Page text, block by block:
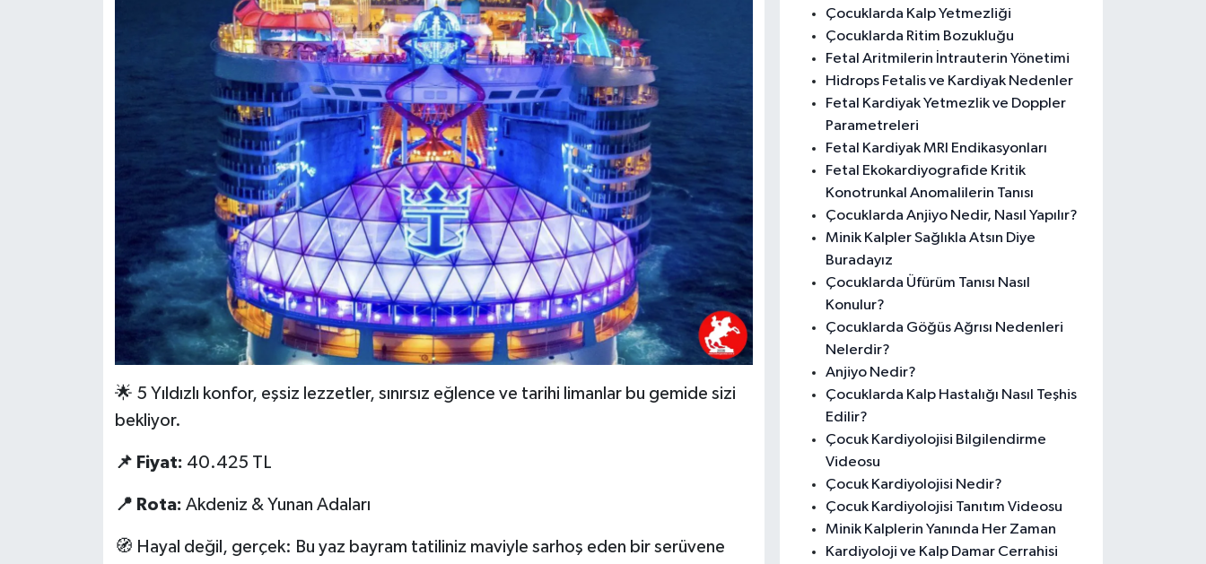
🌟 5 Yıldızlı konfor, eşsiz lezzetler, sınırsız eğlence ve tarihi limanlar bu gemide sizi
bekliyor.
📌 Fiyat: 40.425 TL
📍 Rota: Akdeniz & Yunan Adaları
🧭 Hayal değil, gerçek: Bu yaz bayram tatiliniz maviyle sarhoş eden bir serüvene
Çocuklarda Kalp Yetmezliği
Çocuklarda Ritim Bozukluğu
Fetal Aritmilerin İntrauterin Yönetimi
Hidrops Fetalis ve Kardiyak Nedenler
Fetal Kardiyak Yetmezlik ve Doppler
Parametreleri
Fetal Kardiyak MRI Endikasyonları
Fetal Ekokardiyografide Kritik
Konotrunkal Anomalilerin Tanısı
Çocuklarda Anjiyo Nedir, Nasıl Yapılır?
Minik Kalpler Sağlıkla Atsın Diye
Buradayız
Çocuklarda Üfürüm Tanısı Nasıl
Konulur?
Çocuklarda Göğüs Ağrısı Nedenleri
Nelerdir?
Anjiyo Nedir?
Çocuklarda Kalp Hastalığı Nasıl Teşhis
Edilir?
Çocuk Kardiyolojisi Bilgilendirme
Videosu
Çocuk Kardiyolojisi Nedir?
Çocuk Kardiyolojisi Tanıtım Videosu
Minik Kalplerin Yanında Her Zaman
Kardiyoloji ve Kalp Damar Cerrahisi